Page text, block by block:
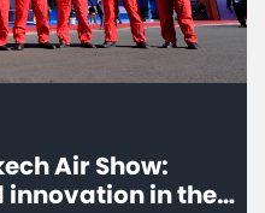
Air Show:
in the